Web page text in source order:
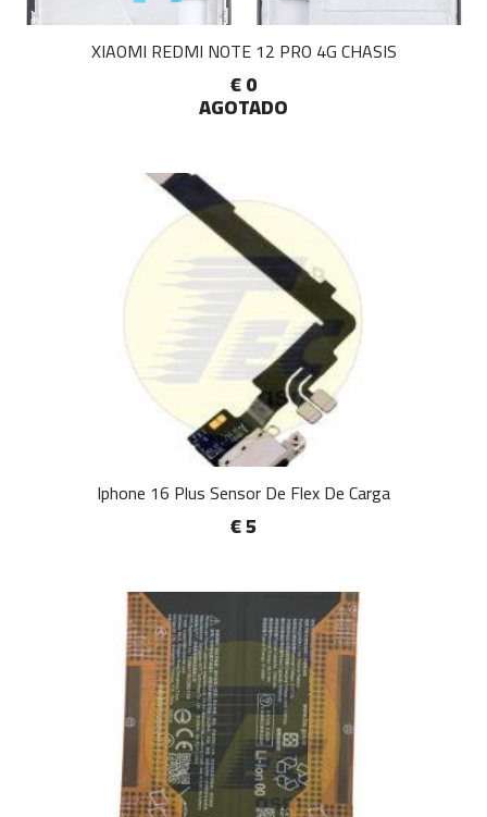
XIAOMI REDMI NOTE 12 PRO 4G CHASIS
€ 0
AGOTADO
Iphone 16 Plus Sensor De Flex De Carga
€ 5